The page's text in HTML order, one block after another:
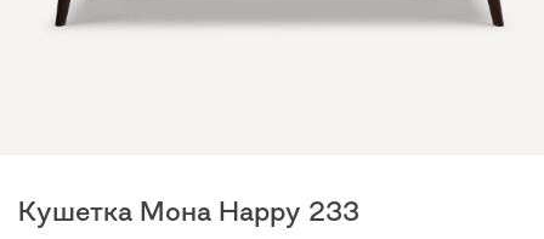
Кушетка Мона Happy 233